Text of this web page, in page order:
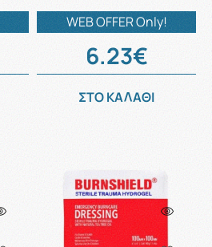
WEB OFFER Only!
6.23€
ΣΤΟ ΚΑΛΑΘΙ